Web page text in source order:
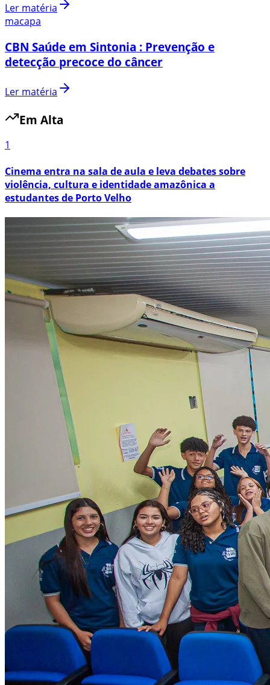
Ler matéria
macapa
CBN Saúde em Sintonia : Prevenção e
detecção precoce do câncer
Ler matéria
Em Alta
1
Cinema entra na sala de aula e leva debates sobre
violência, cultura e identidade amazônica a
estudantes de Porto Velho